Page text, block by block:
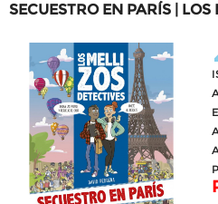
SECUESTRO EN PARÍS |